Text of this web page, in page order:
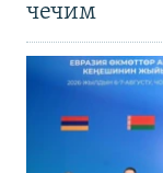
чечим